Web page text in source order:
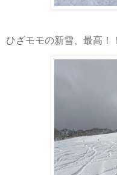
ひざモモの新雪、最高！